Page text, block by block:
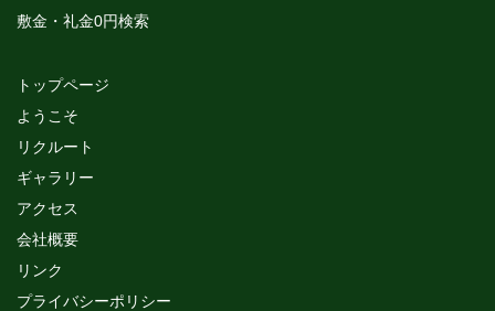
敷金・礼金0円検索
トップページ
ようこそ
リクルート
ギャラリー
アクセス
会社概要
リンク
プライバシーポリシー